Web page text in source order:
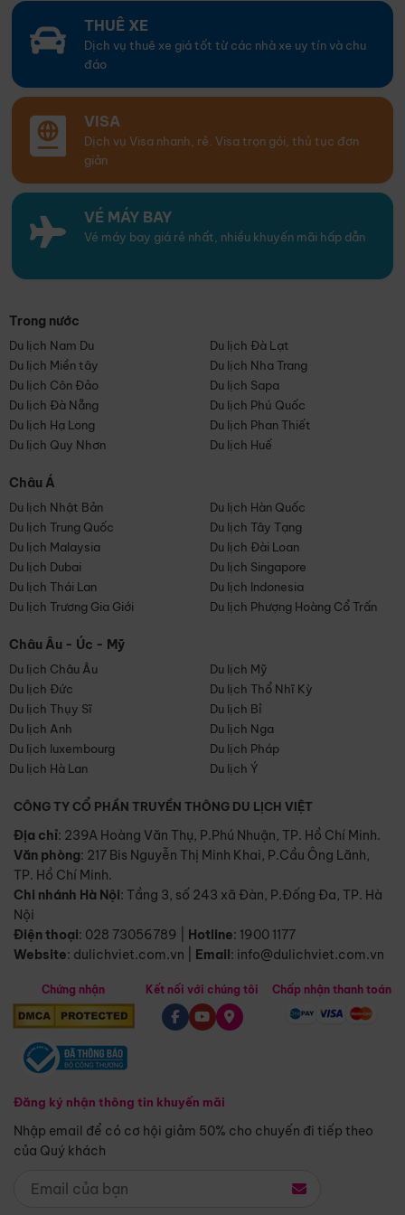
THUÊ XE
Dịch vụ thuê xe giá tốt từ các nhà xe uy tín và chu
đáo
VISA
Dịch vụ Visa nhanh, rẻ. Visa trọn gói, thủ tục đơn
giản
VÉ MÁY BAY
Vé máy bay giá rẻ nhất, nhiều khuyến mãi hấp dẫn
Trong nước
Du lịch Nam Du
Du lịch Đà Lạt
Du lịch Miền tây
Du lịch Nha Trang
Du lịch Côn Đảo
Du lịch Sapa
Du lịch Đà Nẵng
Du lịch Phú Quốc
Du lịch Hạ Long
Du lịch Phan Thiết
Du lịch Quy Nhơn
Du lịch Huế
Châu Á
Du lịch Nhật Bản
Du lịch Hàn Quốc
Du lịch Trung Quốc
Du lịch Tây Tạng
Du lịch Malaysia
Du lịch Đài Loan
Du lịch Dubai
Du lịch Singapore
Du lịch Thái Lan
Du lịch Indonesia
Du lịch Trương Gia Giới
Du lịch Phượng Hoàng Cổ Trấn
Châu Âu - Úc - Mỹ
Du lịch Châu Âu
Du lịch Mỹ
Du lịch Đức
Du lịch Thổ Nhĩ Kỳ
Du lịch Thụy Sĩ
Du lịch Bỉ
Du lịch Anh
Du lịch Nga
Du lịch luxembourg
Du lịch Pháp
Du lịch Hà Lan
Du lịch Ý
CÔNG TY CỔ PHẦN TRUYỀN THÔNG DU LỊCH VIỆT
Địa chỉ: 239A Hoàng Văn Thụ, P.Phú Nhuận, TP. Hồ Chí Minh.
Văn phòng: 217 Bis Nguyễn Thị Minh Khai, P.Cầu Ông Lãnh,
TP. Hồ Chí Minh.
Chi nhánh Hà Nội: Tầng 3, số 243 xã Đàn, P.Đống Đa, TP. Hà
Nội
Điện thoại: 028 73056789 Hotline: 1900 1177
Website: dulichviet.com.vn Email: info@dulichviet.com.vn
Chứng nhận
Đăng ký nhận thông tin khuyến mãi
Nhập email để có cơ hội giảm 50% cho chuyến đi tiếp theo
của Quý khách
Kết nối với chúng tôi Chấp nhận thanh toán